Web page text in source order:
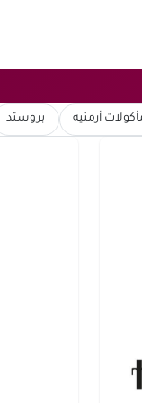
أرمنيه بروستد